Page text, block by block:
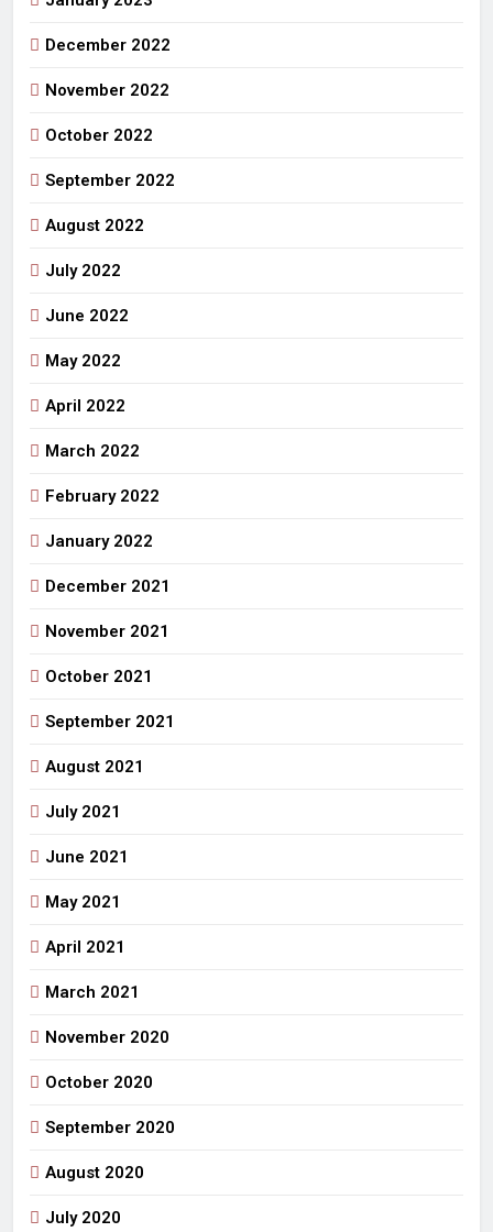
December 2022
November 2022
October 2022
September 2022
August 2022
July 2022
June 2022
May 2022
April 2022
March 2022
February 2022
January 2022
December 2021
November 2021
October 2021
September 2021
August 2021
July 2021
June 2021
May 2021
April 2021
March 2021
November 2020
October 2020
September 2020
August 2020
July 2020